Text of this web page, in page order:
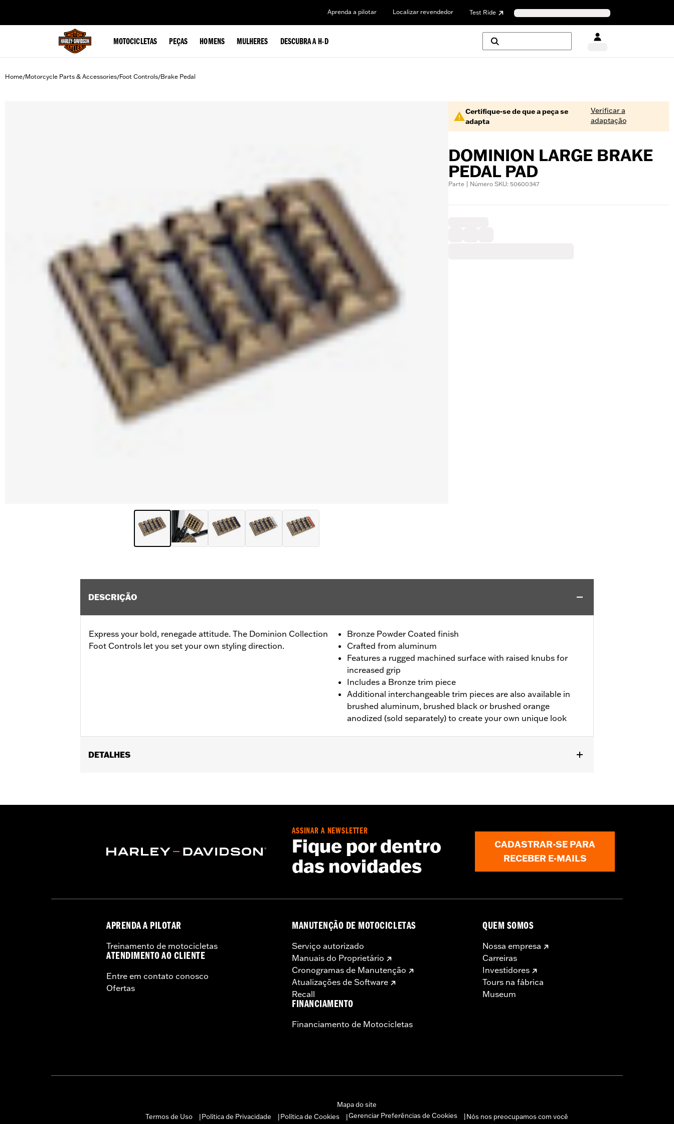
Aprenda a pilotar Localizar revendedor Test Ride
MOTOCICLETAS PEÇAS HOMENS MULHERES DESCUBRA A H-D
Home/Motorcycle Parts & Accessories/Foot Controls/Brake Pedal
Certifique-se de que a peça se
adapta
Verificar a
adaptação
DOMINION LARGE BRAKE
PEDAL PAD
Parte | Número SKU: 50600347
DESCRIÇÃO
Express your bold, renegade attitude. The Dominion Collection
Foot Controls let you set your own styling direction.
Bronze Powder Coated finish
Crafted from aluminum
Features a rugged machined surface with raised knubs for
increased grip
Includes a Bronze trim piece
Additional interchangeable trim pieces are also available in
brushed aluminum, brushed black or brushed orange
anodized (sold separately) to create your own unique look
DETALHES
Collection:Dominion
Brake Pedal Pad, Bronze Trim Piece and installation instructions
WARRANTY:1 year limited warranty – Go towww.h-d.com/warrantyfor full details
ASSINAR A NEWSLETTER
Fique por dentro
das novidades
CADASTRAR-SE PARA
RECEBER E-MAILS
APRENDA A PILOTAR
Treinamento de motocicletas
ATENDIMENTO AO CLIENTE
Entre em contato conosco
Ofertas
MANUTENÇÃO DE MOTOCICLETAS
Serviço autorizado
Manuais do Proprietário
Cronogramas de Manutenção
Atualizações de Software
Recall
FINANCIAMENTO
Financiamento de Motocicletas
QUEM SOMOS
Nossa empresa
Carreiras
Investidores
Tours na fábrica
Museum
Mapa do site
Termos de Uso
Política de Privacidade Política de Cookies Gerenciar Preferências de Cookies Nós nos preocupamos com você